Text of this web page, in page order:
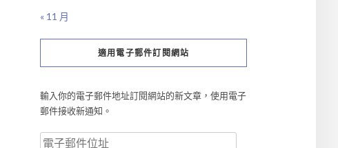
« 11 月
適用電子郵件訂閱網站
輸入你的電子郵件地址訂閱網站的新文章，使用電子
郵件接收新通知。